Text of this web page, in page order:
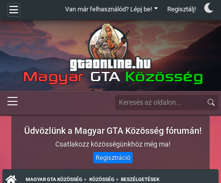
Van már felhasználód? Lépj be! Regisztálj!
Üdvözlünk a Magyar GTA Közösség fórumán!
Csatlakozz közösségünkhöz még ma!
Regisztráció
MAGYAR GTA KÖZÖSSÉG » KÖZÖSSÉG » BESZÉLGETÉSEK